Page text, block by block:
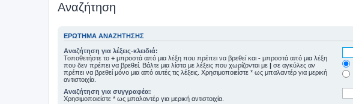
Αναζήτηση
ΕΡΏΤΗΜΑ ΑΝΑΖΉΤΗΣΗΣ
Αναζήτηση για λέξεις-κλειδιά:
Τοποθετήστε το + μπροστά από μια λέξη που πρέπει να βρεθεί και - μπροστά από μια λέξη
που δεν πρέπει να βρεθεί. Βάλτε μια λίστα με λέξεις που χωρίζονται με | σε αγκύλες αν
πρέπει να βρεθεί μόνο μια από αυτές τις λέξεις. Χρησιμοποιείστε * ως μπαλαντέρ για μερική
αντιστοιχία.
Αναζήτηση για συγγραφέα:
Χρησιμοποιείστε * ως μπαλαντέρ για μερική αντιστοιχία.